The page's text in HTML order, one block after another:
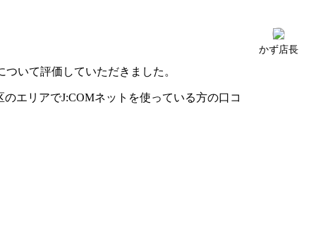
いて評価していただきました。
エリアでJ:COMネットを使っている方の口コ
かず店長